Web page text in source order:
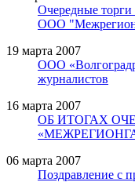
Очередные торги
ООО
19 марта 2007
ООО
журналистов
16 марта 2007
ОБ ИТОГАХ
06 марта 2007
Поздравление с